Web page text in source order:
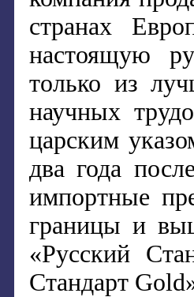
странах
настоящую
только из
научных
царским
два года
импортные
границы и
«Русский
Стандарт